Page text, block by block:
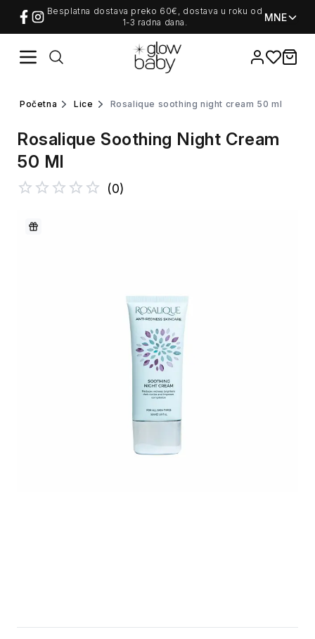
Besplatna dostava preko 60€, dostava u roku od
1-3 radna dana.
MNE
Favorites
items
početna lice rosalique soothing night cream 50 ml
Rosalique Soothing Night Cream
50 Ml
(0)